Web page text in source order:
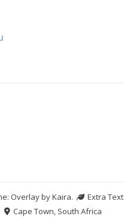
Overlay byKaira.
Extra Text
Cape Town, South Africa